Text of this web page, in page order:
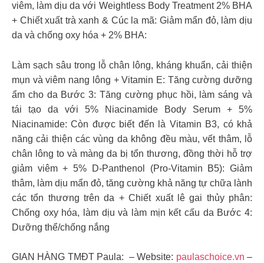
viêm, làm dịu da với Weightless Body Treatment 2% BHA
+ Chiết xuất trà xanh & Cúc la mã: Giảm mẩn đỏ, làm dịu
da và chống oxy hóa + 2% BHA:
Làm sạch sâu trong lỗ chân lông, kháng khuẩn, cải thiện
mụn và viêm nang lông + Vitamin E: Tăng cường dưỡng
ẩm cho da Bước 3: Tăng cường phục hồi, làm sáng và
tái tạo da với 5% Niacinamide Body Serum + 5%
Niacinamide: Còn được biết đến là Vitamin B3, có khả
năng cải thiện các vùng da không đều màu, vết thâm, lỗ
chân lông to và màng da bị tổn thương, đồng thời hỗ trợ
giảm viêm + 5% D-Panthenol (Pro-Vitamin B5): Giảm
thâm, làm dịu mẩn đỏ, tăng cường khả năng tự chữa lành
các tổn thương trên da + Chiết xuất lê gai thủy phân:
Chống oxy hóa, làm dịu và làm mịn kết cấu da Bước 4:
Dưỡng thể/chống nắng
GIAN HÀNG TMĐT Paula: – Website: paulaschoice.vn –